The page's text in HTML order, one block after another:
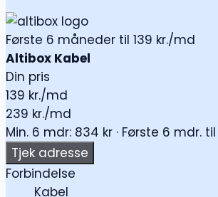
Første 6 måneder til 139 kr./md
Altibox Kabel
Din pris
139 kr./md
239 kr./md
Min. 6 mdr: 834 kr · Første 6 mdr.
Tjek adresse
Forbindelse
Kabel